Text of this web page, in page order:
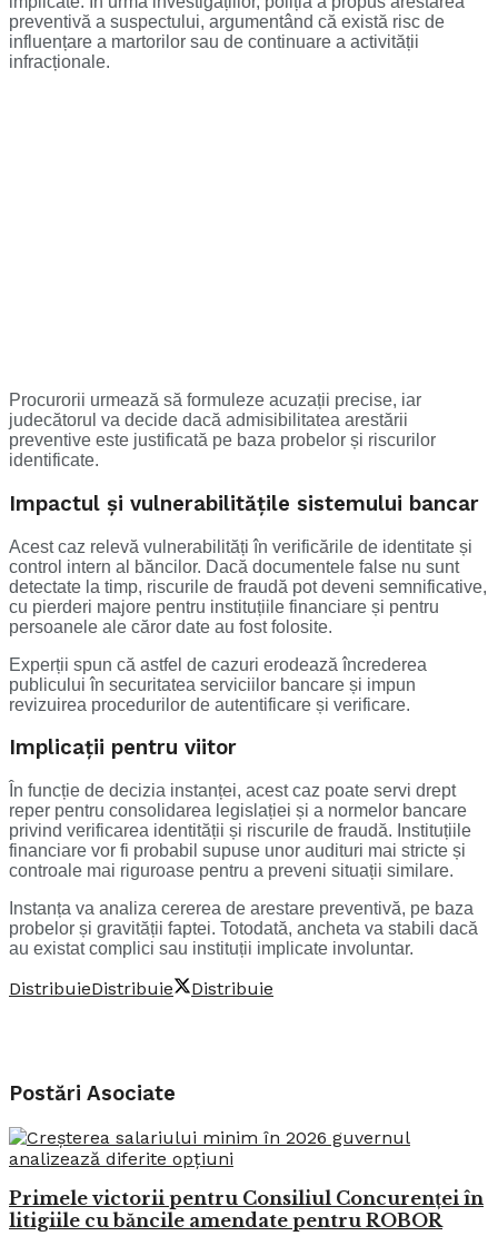
preventivă a suspectului, argumentând că există risc de
influențare a martorilor sau de continuare a activității
infracționale.
Procurorii urmează să formuleze acuzații precise, iar
judecătorul va decide dacă admisibilitatea arestării
preventive este justificată pe baza probelor și riscurilor
identificate.
Impactul și vulnerabilitățile sistemului bancar
Acest caz relevă vulnerabilități în verificările de identitate și
control intern al băncilor. Dacă documentele false nu sunt
detectate la timp, riscurile de fraudă pot deveni semnificative,
cu pierderi majore pentru instituțiile financiare și pentru
persoanele ale căror date au fost folosite.
Experții spun că astfel de cazuri erodează încrederea
publicului în securitatea serviciilor bancare și impun
revizuirea procedurilor de autentificare și verificare.
Implicații pentru viitor
În funcție de decizia instanței, acest caz poate servi drept
reper pentru consolidarea legislației și a normelor bancare
privind verificarea identității și riscurile de fraudă. Instituțiile
financiare vor fi probabil supuse unor audituri mai stricte și
controale mai riguroase pentru a preveni situații similare.
Instanța va analiza cererea de arestare preventivă, pe baza
probelor și gravității faptei. Totodată, ancheta va stabili dacă
au existat complici sau instituții implicate involuntar.
DistribuieDistribuie Distribuie
Postări Asociate
Primele victorii pentru Consiliul Concurenței în
litigiile cu băncile amendate pentru ROBOR